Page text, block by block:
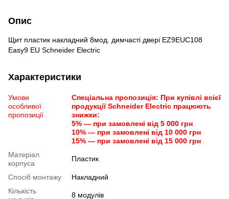
Опис
Щит пластик накладний 8мод. димчасті двері EZ9EUC108
Easy9 EU Schneider Electric
Характеристики
Умови
особливої
пропозиції
Спеціальна пропозиція: При купівлі всієї
продукції Schneider Electric працюють
знижки:
5% — при замовлені від 5 000 грн
10% — при замовлені від 10 000 грн
15% — при замовлені від 15 000 грн
Матеріал
корпуса
Пластик
Спосіб монтажу
Накладний
Кількість
8 модулів